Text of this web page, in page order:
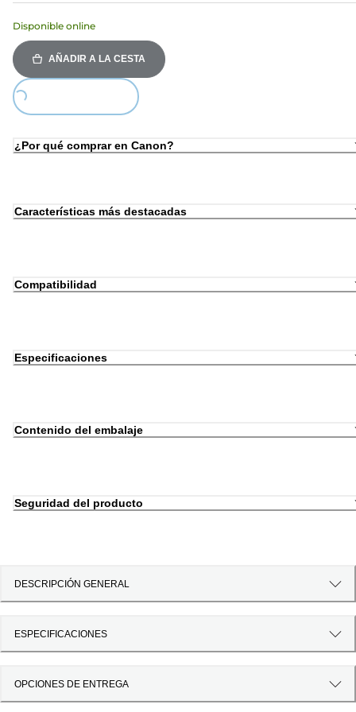
Disponible online
AÑADIR A LA CESTA
Loading...
¿Por qué comprar en Canon?
Características más destacadas
Compatibilidad
Especificaciones
Contenido del embalaje
Seguridad del producto
DESCRIPCIÓN GENERAL
ESPECIFICACIONES
OPCIONES DE ENTREGA